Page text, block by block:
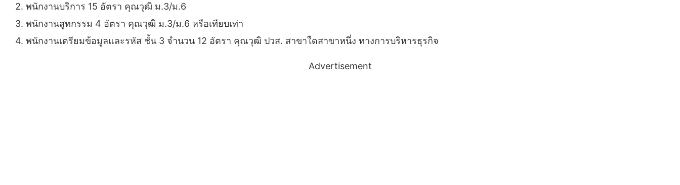
2. พนักงานบริการ 15 อัตรา คุณวุฒิ ม.3/ม.6
3. พนักงานสูทกรรม 4 อัตรา คุณวุฒิ ม.3/ม.6 หรือเทียบเท่า
4. พนักงานเตรียมข้อมูลและรหัส ชั้น 3 จำนวน 12 อัตรา คุณวุฒิ ปวส. สาขาใดสาขาหนึ่ง ทางการบริหารธุรกิจ
Advertisement